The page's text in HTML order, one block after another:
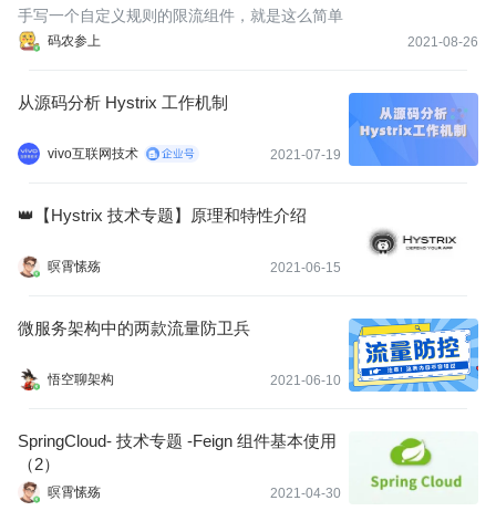
码农参上 2021-08-26
手写一个自定义规则的限流组件，就是这么简单
从源码分析 Hystrix 工作机制
vivo互联网技术 2021-07-19
👑【Hystrix 技术专题】原理和特性介绍
暝霄愫殇 2021-06-15
微服务架构中的两款流量防卫兵
悟空聊架构 2021-06-10
SpringCloud- 技术专题 -Feign 组件基本使用
（2）
暝霄愫殇 2021-04-30